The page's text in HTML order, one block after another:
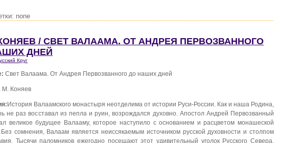
none
/ СВЕТ ВАЛААМА. ОТ АНДРЕЯ ПЕРВОЗВАННОГО
ДНЕЙ
Круг
Свет Валаама. От Андрея Первозванного до наших дней
М. Коняев
История Валаамского монастыря неотделима от истории Руси-России. Как и наша Родина,
не раз восставал из пепла и руин, возрождался духовно. Апостол Андрей Первозванный
великое будущее Валааму, которое наступило с основанием и расцветом монашеской
сомнения, Валаам является неиссякаемым источником русской духовности и столпом
Тысячи паломников ежегодно посещают этот удивительный уголок Русского Севера,